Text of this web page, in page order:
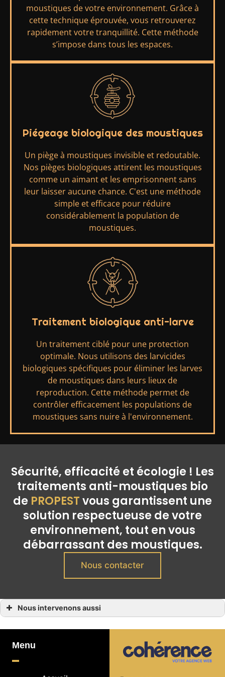
moustiques de votre environnement. Grâce à
cette technique éprouvée, vous retrouverez
rapidement votre tranquillité. Cette méthode
s’impose dans tous les espaces.
Piégeage biologique des moustiques
Un piège à moustiques invisible et redoutable.
Nos pièges biologiques attirent les moustiques
comme un aimant et les emprisonnent sans
leur laisser aucune chance. C'est une méthode
simple et efficace pour réduire
considérablement la population de
moustiques.
Traitement biologique anti-larve
Un traitement ciblé pour une protection
optimale. Nous utilisons des larvicides
biologiques spécifiques pour éliminer les larves
de moustiques dans leurs lieux de
reproduction. Cette méthode permet de
contrôler efficacement les populations de
moustiques sans nuire à l'environnement.
Sécurité, efficacité et écologie ! Les
traitements anti-moustiques bio
de PROPESTvous garantissent une
solution respectueuse de votre
environnement, tout en vous
débarrassant des moustiques.
Nous contacter
Nous intervenons aussi
Traitement anti moustiques bio à Cannes
Traitement anti moustiques bio à Èze
Traitement anti moustiques bio à Mandelieu-la-Napoule
Menu